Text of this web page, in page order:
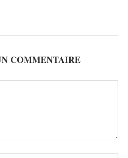
COMMENTAIRE